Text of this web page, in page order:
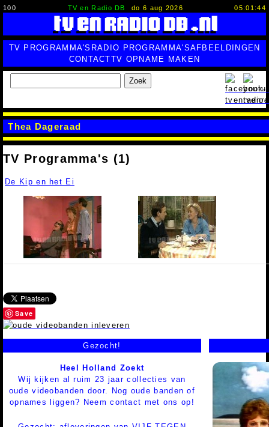
100 TV en Radio DB do 6 aug 2026 05:01:45
TV PROGRAMMA'S RADIO PROGRAMMA'SAFBEELDINGEN
CONTACTTV OPNAME MAKEN
Zoek
Thea Dageraad
TV Programma's (1)
De Kip en het Ei
Save
Gezocht!
Heel Holland Zoekt
Wij kijken al ruim 23 jaar collecties van
oude videobanden door. Nog oude banden of
opnames liggen? Neem contact met ons op!